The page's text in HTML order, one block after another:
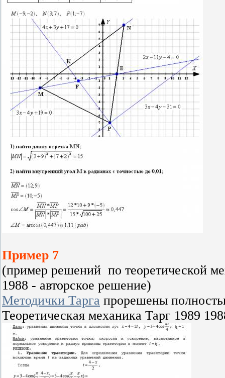
Пример 7
(пример решений по теоретической
1988 - авторское решение)
Методички Тарга прорешены
Теоретическая механика Тарг 1989